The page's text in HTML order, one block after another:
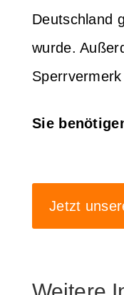
Deutschland
wurde.
Sie
Jetzt